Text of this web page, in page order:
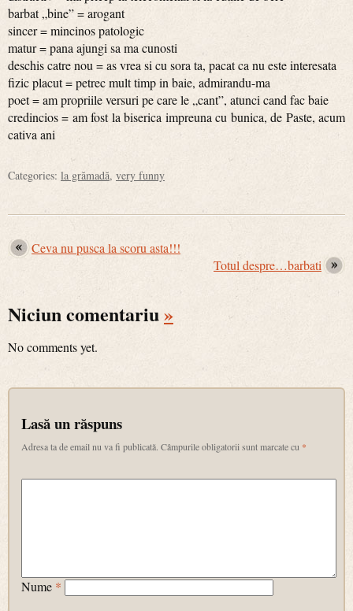
barbat „bine” = arogant
sincer = mincinos patologic
matur = pana ajungi sa ma cunosti
deschis catre nou = as vrea si cu sora ta, pacat ca nu este interesata
fizic placut = petrec mult timp in baie, admirandu-ma
poet = am propriile versuri pe care le „cant”, atunci cand fac baie
credincios = am fost la biserica impreuna cu bunica, de Paste, acum
cativa ani
Categories: la grămadă, very funny
Ceva nu pusca la scoru asta!!!
Totul despre…barbati
Niciun comentariu»
No comments yet.
Lasă un răspuns
Adresa ta de email nu va fi publicată. Câmpurile obligatorii sunt marcate cu *
Nume *